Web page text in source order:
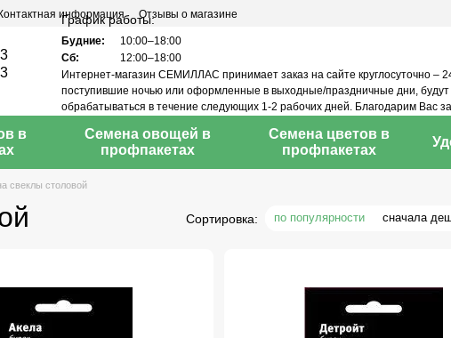
Контактная информация Отзывы о магазине
График работы:
Будние:
10:00–18:00
Сб:
12:00–18:00
Интернет-магазин СЕМИЛЛАС принимает заказ на сайте круглосуточно –
поступившие ночью или оформленные в выходные/праздничные дни, будут
обрабатываться в течение следующих 1-2 рабочих дней. Благодарим Вас за
в
Семена овощей в
профпакетах
Семена цветов в
профпакетах
свеклы столовой
Сортировка: по популярности сначала